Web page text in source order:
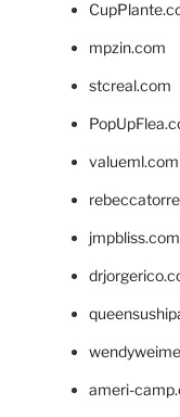
mpzin.com
stcreal.com
valueml.com
jmpbliss.com
ameri-